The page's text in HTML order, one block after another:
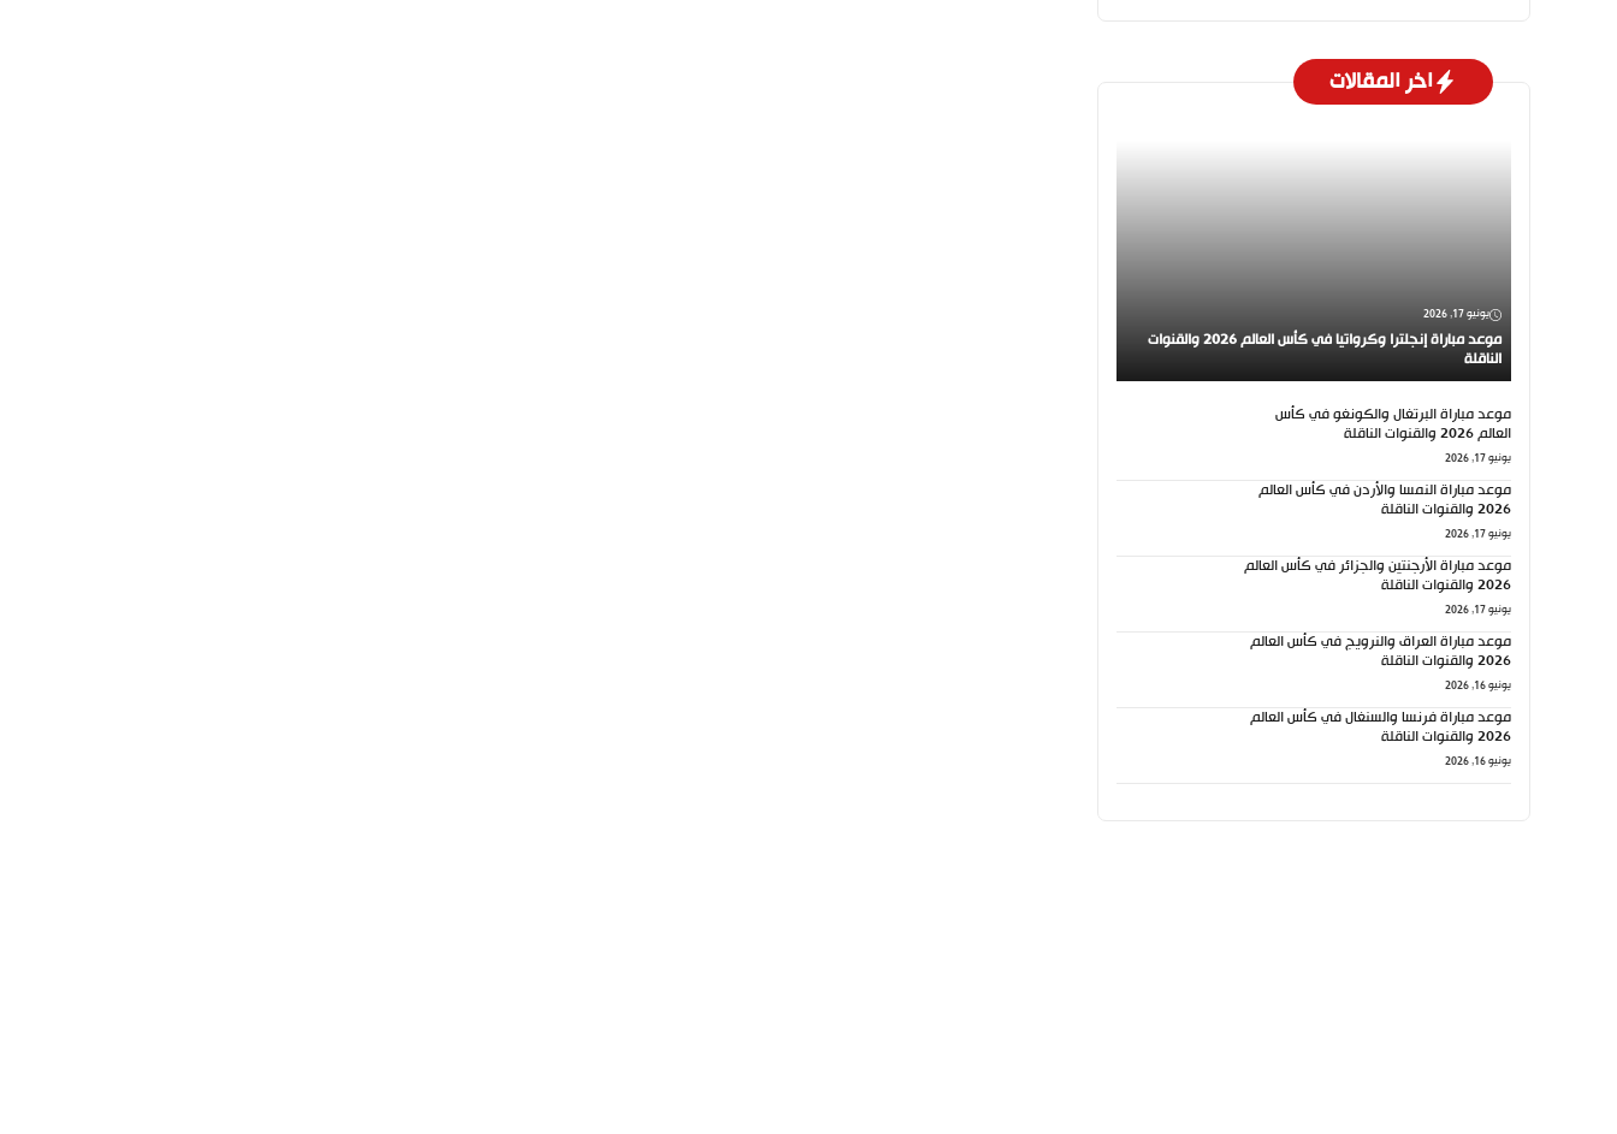
اخر المقالات
يونيو 17, 2026
موعد مباراة إنجلترا وكرواتيا في كأس العالم 2026 والقنوات
الناقلة
موعد مباراة البرتغال والكونغو في كأس
العالم 2026 والقنوات الناقلة
يونيو 17, 2026
موعد مباراة النمسا والأردن في كأس العالم
2026 والقنوات الناقلة
يونيو 17, 2026
موعد مباراة الأرجنتين والجزائر في كأس العالم
2026 والقنوات الناقلة
يونيو 17, 2026
موعد مباراة العراق والنرويج في كأس العالم
2026 والقنوات الناقلة
يونيو 16, 2026
موعد مباراة فرنسا والسنغال في كأس العالم
2026 والقنوات الناقلة
يونيو 16, 2026